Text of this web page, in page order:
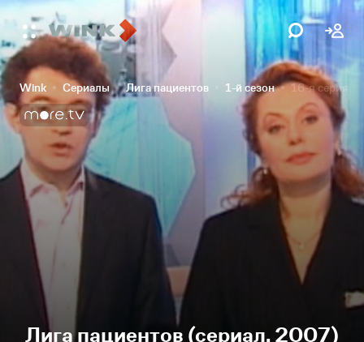
Wink Сериалы Лига пациентов 1-й сезон 16-я серия
Лига пациентов (сериал, 2007)